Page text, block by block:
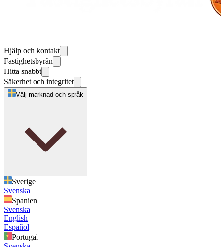
Hjälp och kontakt
Fastighetsbyrån
Hitta snabbt
Säkerhet och integritet
Välj marknad och språk
Sverige
Svenska
Spanien
Svenska
English
Español
Portugal